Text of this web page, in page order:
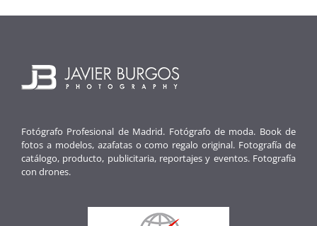
Fotógrafo Profesional de Madrid. Fotógrafo de moda. Book de
fotos a modelos, azafatas o como regalo original. Fotografía de
catálogo, producto, publicitaria, reportajes y eventos. Fotografía
con drones.